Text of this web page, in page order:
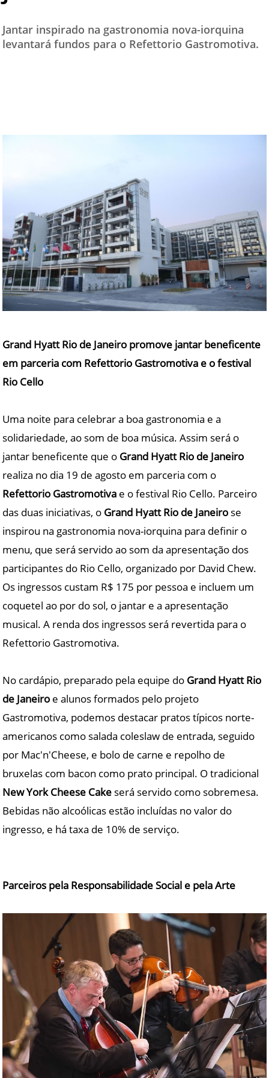
ÚLTIMAS NOTÍCIAS
Jantar inspirado na gastronomia nova-iorquina
levantará fundos para o Refettorio Gastromotiva.
Grand Hyatt Rio de Janeiro promove jantar beneficente
em parceria com Refettorio Gastromotiva e o festival
Rio Cello
Uma noite para celebrar a boa gastronomia e a
solidariedade, ao som de boa música. Assim será o
jantar beneficente que o Grand Hyatt Rio de Janeiro
realiza no dia 19 de agosto em parceria com o
Refettorio Gastromotiva e o festival Rio Cello. Parceiro
das duas iniciativas, o Grand Hyatt Rio de Janeiro se
inspirou na gastronomia nova-iorquina para definir o
menu, que será servido ao som da apresentação dos
participantes do Rio Cello, organizado por David Chew.
Os ingressos custam R$ 175 por pessoa e incluem um
coquetel ao por do sol, o jantar e a apresentação
musical. A renda dos ingressos será revertida para o
Refettorio Gastromotiva.
No cardápio, preparado pela equipe do Grand Hyatt Rio
de Janeiro e alunos formados pelo projeto
Gastromotiva, podemos destacar pratos típicos norte-
americanos como salada coleslaw de entrada, seguido
por Mac'n'Cheese, e bolo de carne e repolho de
bruxelas com bacon como prato principal. O tradicional
New York Cheese Cake será servido como sobremesa.
Bebidas não alcoólicas estão incluídas no valor do
ingresso, e há taxa de 10% de serviço.
Parceiros pela Responsabilidade Social e pela Arte